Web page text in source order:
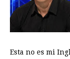
Esta no es mi